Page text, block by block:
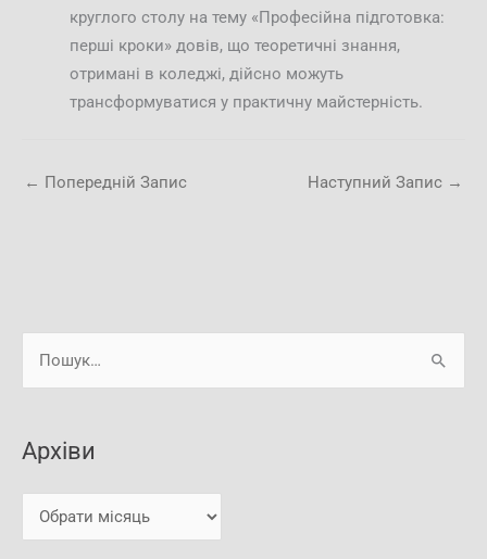
круглого столу на тему «Професійна підготовка:
перші кроки» довів, що теоретичні знання,
отримані в коледжі, дійсно можуть
трансформуватися у практичну майстерність.
← Попередній Запис Наступний Запис →
а
т
Архіви